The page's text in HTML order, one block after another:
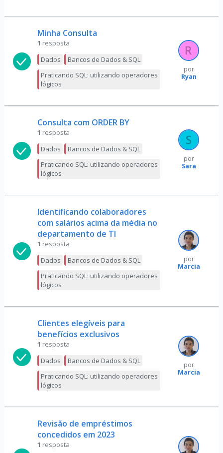
Minha Consulta
1 resposta
Dados
Bancos de Dados & SQL
Praticando SQL: utilizando operadores
lógicos
por
Ryan
Consulta com ORDER BY
1 resposta
Dados
Bancos de Dados & SQL
Praticando SQL: utilizando operadores
lógicos
por
Sara
Identificando colaboradores
com salários acima da média no
departamento de TI
1 resposta
Dados
Bancos de Dados & SQL
Praticando SQL: utilizando operadores
lógicos
por
Marcia
Clientes elegíveis para
benefícios exclusivos
1 resposta
Dados
Bancos de Dados & SQL
Praticando SQL: utilizando operadores
lógicos
por
Marcia
Revisão de empréstimos
concedidos em 2023
1 resposta